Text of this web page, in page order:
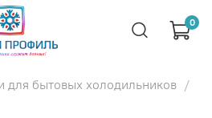
0
для бытовых холодильников